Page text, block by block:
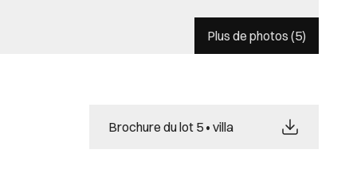
Plus de photos (5)
Brochure du lot 5 • villa